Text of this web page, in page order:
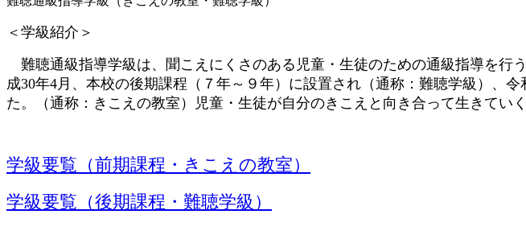
＜学級紹介＞
難聴通級指導学級は、聞こえにくさのある児童・生徒のための通級指導を行
成30年4月、本校の後期課程（７年～９年）に設置され（通称：難聴学級）、
た。（通称：きこえの教室）児童・生徒が自分のきこえと向き合って生きてい
学級要覧（前期課程・きこえの教室）
学級要覧（後期課程・難聴学級）